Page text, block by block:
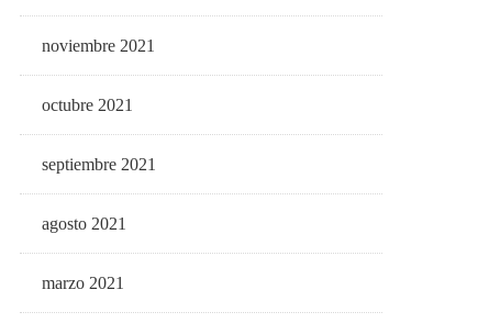
noviembre 2021
octubre 2021
septiembre 2021
agosto 2021
marzo 2021